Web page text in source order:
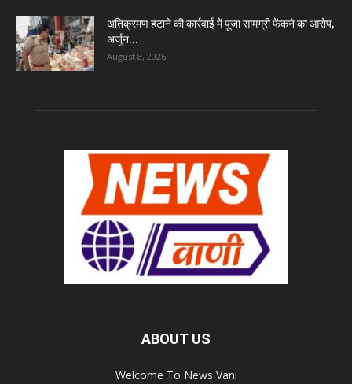
अतिक्रमण हटाने की कार्रवाई में पूजा सामग्री फेंकने का आरोप,
अर्जुन...
August 8, 2026
ABOUT US
Welcome To News Vani